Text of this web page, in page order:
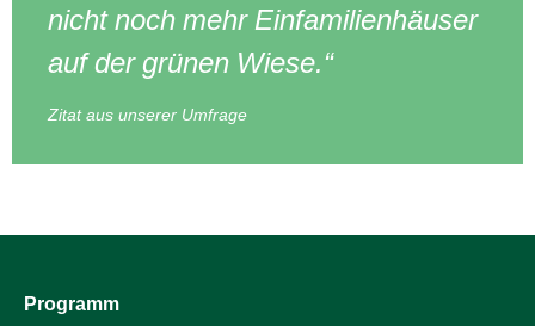
nicht noch mehr Einfamilienhäuser
auf der grünen Wiese.“
Zitat aus unserer Umfrage
Programm